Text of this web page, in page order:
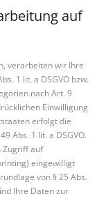
auf
verarbeiten wir Ihre
1 lit. a DSGVO bzw.
nach Art. 9
Einwilligung
erfolgt die
Abs. 1 lit. a DSGVO.
Zugriff auf
eingewilligt
von § 25 Abs.
Ihre Daten zur